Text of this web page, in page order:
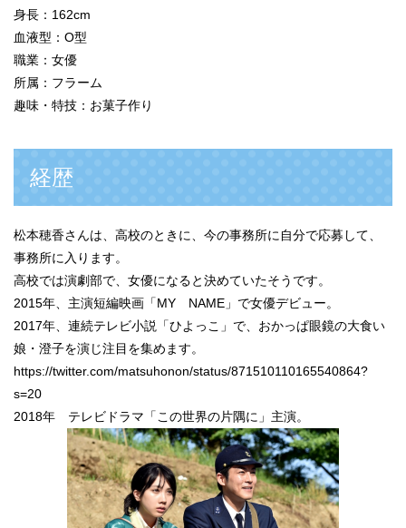
身長：162cm
血液型：O型
職業：女優
所属：フラーム
趣味・特技：お菓子作り
経歴
松本穂香さんは、高校のときに、今の事務所に自分で応募して、
事務所に入ります。
高校では演劇部で、女優になると決めていたそうです。
2015年、主演短編映画「MY NAME」で女優デビュー。
2017年、連続テレビ小説「ひよっこ」で、おかっぱ眼鏡の大食い
娘・澄子を演じ注目を集めます。
https://twitter.com/matsuhonon/status/871510110165540864?
s=20
2018年 テレビドラマ「この世界の片隅に」主演。